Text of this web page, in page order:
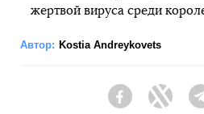
жертвой вируса среди
Автор: Kostia Andreykovets
Facebook